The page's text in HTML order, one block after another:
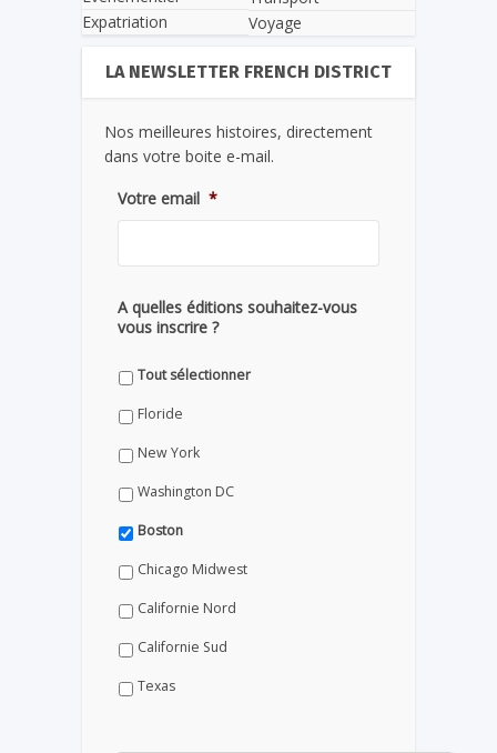
Expatriation
Voyage
LA NEWSLETTER FRENCH DISTRICT
Nos meilleures histoires, directement
dans votre boite e-mail.
Votre email *
A quelles éditions souhaitez-vous
vous inscrire ?
Tout sélectionner
Floride
New York
Washington DC
Boston
Chicago Midwest
Californie Nord
Californie Sud
Texas